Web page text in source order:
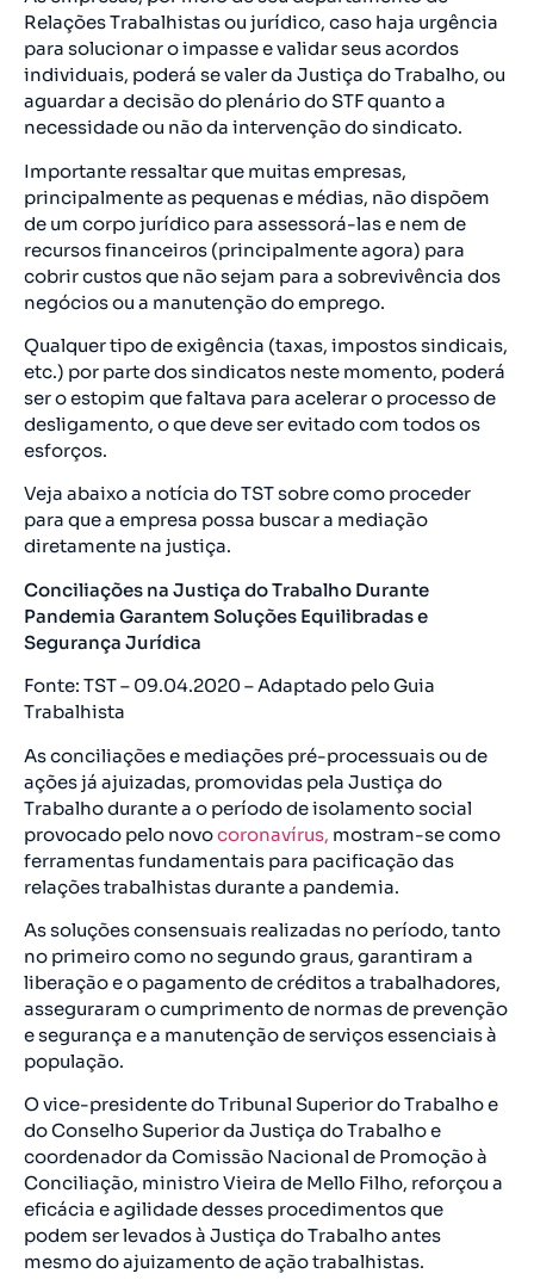
Relações Trabalhistas ou jurídico, caso haja urgência
para solucionar o impasse e validar seus acordos
individuais, poderá se valer da Justiça do Trabalho, ou
aguardar a decisão do plenário do STF quanto a
necessidade ou não da intervenção do sindicato.
Importante ressaltar que muitas empresas,
principalmente as pequenas e médias, não dispõem
de um corpo jurídico para assessorá-las e nem de
recursos financeiros (principalmente agora) para
cobrir custos que não sejam para a sobrevivência dos
negócios ou a manutenção do emprego.
Qualquer tipo de exigência (taxas, impostos sindicais,
etc.) por parte dos sindicatos neste momento, poderá
ser o estopim que faltava para acelerar o processo de
desligamento, o que deve ser evitado com todos os
esforços.
Veja abaixo a notícia do TST sobre como proceder
para que a empresa possa buscar a mediação
diretamente na justiça.
Conciliações na Justiça do Trabalho Durante
Pandemia Garantem Soluções Equilibradas e
Segurança Jurídica
Fonte: TST – 09.04.2020 – Adaptado pelo Guia
Trabalhista
As conciliações e mediações pré-processuais ou de
ações já ajuizadas, promovidas pela Justiça do
Trabalho durante a o período de isolamento social
provocado pelo novocoronavírus, mostram-se como
ferramentas fundamentais para pacificação das
relações trabalhistas durante a pandemia.
As soluções consensuais realizadas no período, tanto
no primeiro como no segundo graus, garantiram a
liberação e o pagamento de créditos a trabalhadores,
asseguraram o cumprimento de normas de prevenção
e segurança e a manutenção de serviços essenciais à
população.
O vice-presidente do Tribunal Superior do Trabalho e
do Conselho Superior da Justiça do Trabalho e
coordenador da Comissão Nacional de Promoção à
Conciliação, ministro Vieira de Mello Filho, reforçou a
eficácia e agilidade desses procedimentos que
podem ser levados à Justiça do Trabalho antes
mesmo do ajuizamento de ação trabalhistas.